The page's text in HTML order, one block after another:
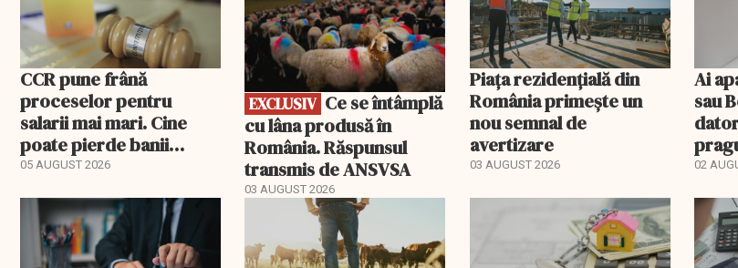
CCR pune frână
proceselor pentru
salarii mai mari. Cine
poate pierde banii
ceruți statului
05 AUGUST 2026
EXCLUSIV
cu lâna produsă în
România. Răspunsul
transmis de ANSVSA
03 AUGUST 2026
Piața rezidențială din
România primește un
nou semnal de
avertizare
03 AUGUST 2026
Ai
sau
02